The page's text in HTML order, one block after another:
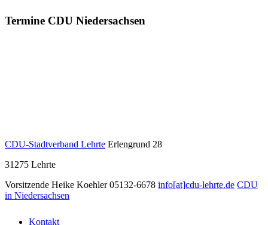
Termine CDU Niedersachsen
CDU-Stadtverband Lehrte Erlengrund 28
31275 Lehrte
Vorsitzende Heike Koehler 05132-6678 info[at]cdu-lehrte.de CDU
in Niedersachsen
Kontakt